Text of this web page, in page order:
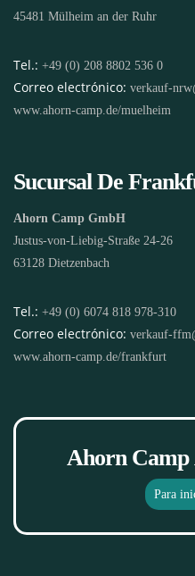
45481 Mülheim an der Ruhr
Tel.: +49 (0) 208 8802 536 0
Correo electrónico: verkauf-
www.ahorn-camp.de/muelheim
Sucursal De
Ahorn Camp GmbH
Justus-von-Liebig-Straße 24-26
63128 Dietzenbach
Tel.: +49 (0) 6074 818 978-310
Correo electrónico: verkauf-
www.ahorn-camp.de/frankfurt
Ahorn Camp
Para